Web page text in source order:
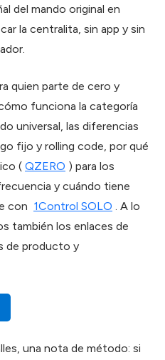
del mando original en
la centralita, sin app y sin
quien parte de cero y
funciona la categoría
universal, las diferencias
fijo y rolling code, por qué
( QZERO ) para los
y cuándo tiene
con 1Control SOLO
. A lo
también los enlaces de
de producto y
una nota de método: si